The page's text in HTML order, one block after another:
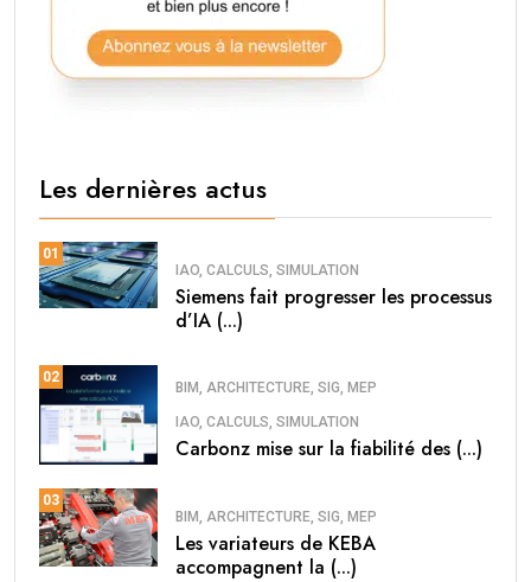
Les dernières actus
01
IAO, CALCULS, SIMULATION
Siemens fait progresser les processus
d’IA (...)
02
BIM, ARCHITECTURE, SIG, MEP
IAO, CALCULS, SIMULATION
Carbonz mise sur la fiabilité des (...)
03
BIM, ARCHITECTURE, SIG, MEP
Les variateurs de KEBA
accompagnent la (...)